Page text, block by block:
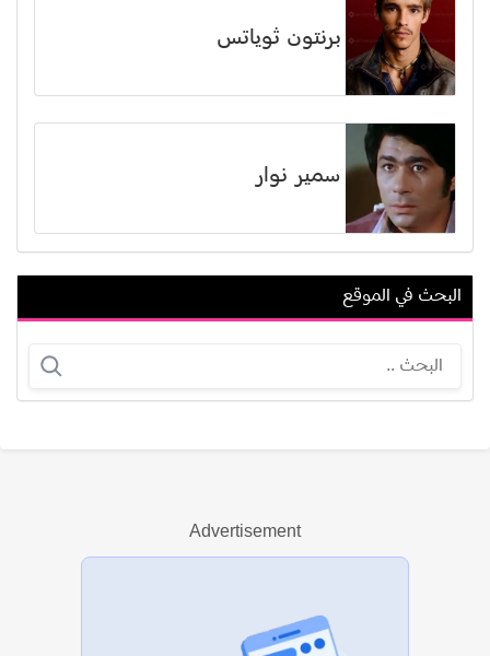
برنتون ثوياتس
سمير نوار
خليل جريج
عرض الكل
البحث في الموقع
Advertisement